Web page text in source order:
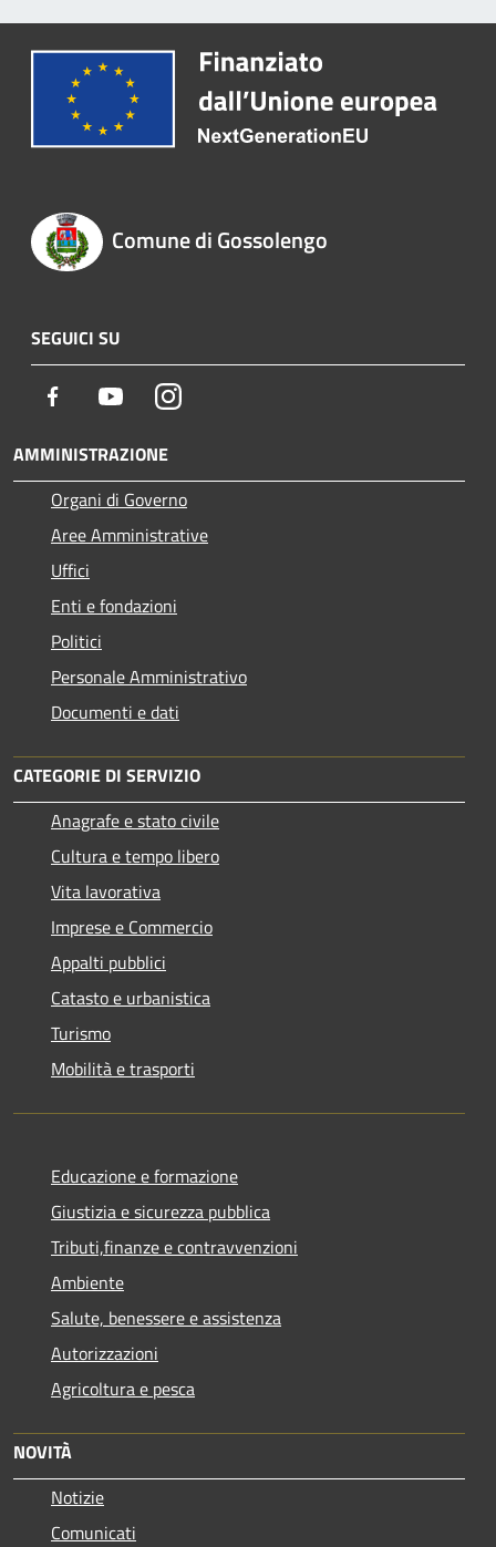
Comune di Gossolengo
SEGUICI SU
Facebook YoutubeInstagram
AMMINISTRAZIONE
Organi di Governo
Aree Amministrative
Uffici
Enti e fondazioni
Politici
Personale Amministrativo
Documenti e dati
CATEGORIE DI SERVIZIO
Anagrafe e stato civile
Cultura e tempo libero
Vita lavorativa
Imprese e Commercio
Appalti pubblici
Catasto e urbanistica
Turismo
Mobilità e trasporti
Educazione e formazione
Giustizia e sicurezza pubblica
Tributi,finanze e contravvenzioni
Ambiente
Salute, benessere e assistenza
Autorizzazioni
Agricoltura e pesca
NOVITÀ
Notizie
Comunicati